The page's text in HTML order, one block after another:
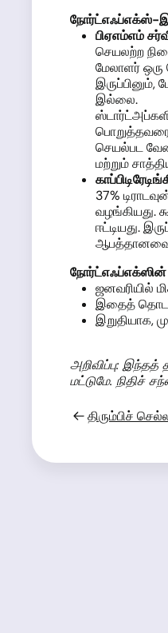
நோர்ட்எஃப்எக்ஸ்-
பிஏஎம்எம்
செயலற்ற
மேலாளர்
இருப்பினும்,
இல்லை.
பொறுத்தவரை,
செயல்பட
மற்றும்
37%
வழங்கியது.
ஈட்டியது.
ஆபத்தானவை,
நோர்ட்எஃப்எக்ஸின்
ஜனவரியில்
இதைத்
இறுதியாக,
அறிவிப்பு: இந்தத்
மட்டுமே. நிதிச்
திரும்பிச்